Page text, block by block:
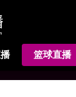
篮球直播